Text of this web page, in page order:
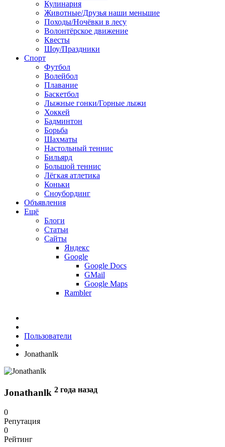
Кулинария
Животные/Друзья наши меньшие
Походы/Ночёвки в лесу
Волонтёрское движение
Квесты
Шоу/Праздники
Спорт
Футбол
Волейбол
Плавание
Баскетбол
Лыжные гонки/Горные лыжи
Хоккей
Бадминтон
Борьба
Шахматы
Настольный теннис
Бильярд
Большой теннис
Лёгкая атлетика
Коньки
Сноубординг
Объявления
Ещё
Блоги
Статьи
Сайты
Яндекс
Google
Google Docs
GMail
Google Maps
Rambler
Пользователи
Jonathanlk
Jonathanlk 2 года назад
0
Репутация
0
Рейтинг